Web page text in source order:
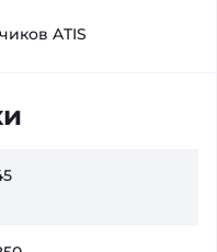
ATIS